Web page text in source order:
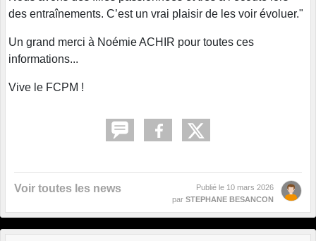
des entraînements. C’est un vrai plaisir de les voir évoluer."
Un grand merci à Noémie ACHIR pour toutes ces
informations...
Vive le FCPM !
Voir toutes les news Publié le 10 mars 2026
par STEPHANE BESANCON